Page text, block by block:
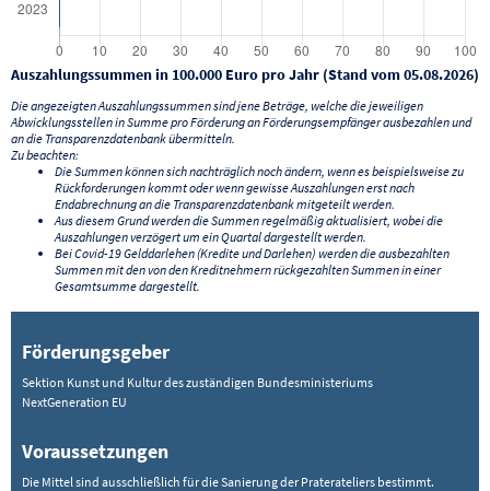
Auszahlungssummen in 100.000 Euro pro Jahr (Stand vom 05.08.2026)
Die angezeigten Auszahlungssummen sind jene Beträge, welche die jeweiligen
Abwicklungsstellen in Summe pro Förderung an Förderungsempfänger ausbezahlen und
an die Transparenzdatenbank übermitteln.
Zu beachten:
Die Summen können sich nachträglich noch ändern, wenn es beispielsweise zu
Rückforderungen kommt oder wenn gewisse Auszahlungen erst nach
Endabrechnung an die Transparenzdatenbank mitgeteilt werden.
Aus diesem Grund werden die Summen regelmäßig aktualisiert, wobei die
Auszahlungen verzögert um ein Quartal dargestellt werden.
Bei Covid-19 Gelddarlehen (Kredite und Darlehen) werden die ausbezahlten
Summen mit den von den Kreditnehmern rückgezahlten Summen in einer
Gesamtsumme dargestellt.
Förderungsgeber
Sektion Kunst und Kultur des zuständigen Bundesministeriums
NextGeneration EU
Voraussetzungen
Die Mittel sind ausschließlich für die Sanierung der Praterateliers bestimmt.